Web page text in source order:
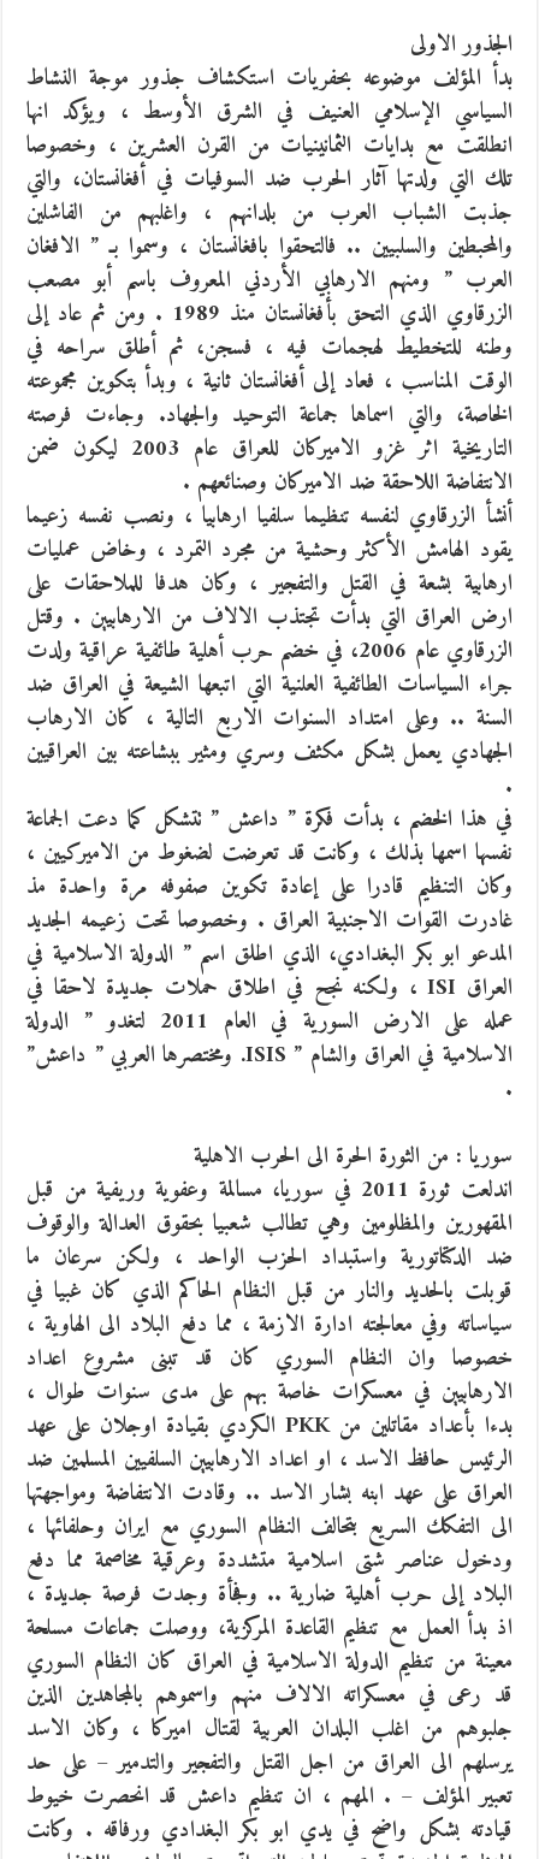
الجذور الاولى
بدأ المؤلف موضوعه بحفريات استكشاف جذور موجة النشاط
السياسي الإسلامي العنيف في الشرق الأوسط ، ويؤكد انها
انطلقت مع بدايات الثمانينيات من القرن العشرين ، وخصوصا
تلك التي ولدتها آثار الحرب ضد السوفيات في أفغانستان، والتي
جذبت الشباب العرب من بلدانهم ، واغلبهم من الفاشلين
والمحبطين والسلبيين .. فالتحقوا بافغانستان ، وسموا بـ ” الافغان
العرب ” ومنهم الارهابي الأردني المعروف باسم أبو مصعب
الزرقاوي الذي التحق بأفغانستان منذ 1989 . ومن ثم عاد إلى
وطنه للتخطيط لهجمات فيه ، فسجن، ثم أطلق سراحه في
الوقت المناسب ، فعاد إلى أفغانستان ثانية ، وبدأ بتكوين مجموعته
الخاصة، والتي اسماها جماعة التوحيد والجهاد. وجاءت فرصته
التاريخية اثر غزو الاميركان للعراق عام 2003 ليكون ضمن
الانتفاضة اللاحقة ضد الاميركان وصنائعهم .
أنشأ الزرقاوي لنفسه تنظيما سلفيا ارهابيا ، ونصب نفسه زعيما
يقود الهامش الأكثر وحشية من مجرد التمرد ، وخاض عمليات
ارهابية بشعة في القتل والتفجير ، وكان هدفا للملاحقات على
ارض العراق التي بدأت تجتذب الالاف من الارهابيين . وقتل
الزرقاوي عام 2006، في خضم حرب أهلية طائفية عراقية ولدت
جراء السياسات الطائفية العلنية التي اتبعها الشيعة في العراق ضد
السنة .. وعلى امتداد السنوات الاربع التالية ، كان الارهاب
الجهادي يعمل بشكل مكثف وسري ومثير ببشاعته بين العراقيين
.
في هذا الخضم ، بدأت فكرة ” داعش ” تتشكل كما دعت الجماعة
نفسها اسمها بذلك ، وكانت قد تعرضت لضغوط من الاميركيين ،
وكان التنظيم قادرا على إعادة تكوين صفوفه مرة واحدة مذ
غادرت القوات الاجنبية العراق . وخصوصا تحت زعيمه الجديد
المدعو ابو بكر البغدادي، الذي اطلق اسم ” الدولة الاسلامية في
العراق ISI ، ولكنه نجح في اطلاق حملات جديدة لاحقا في
عمله على الارض السورية في العام 2011 لتغدو ” الدولة
الاسلامية في العراق والشام ” ISIS. ومختصرها العربي ” داعش”
.
سوريا : من الثورة الحرة الى الحرب الاهلية
اندلعت ثورة 2011 في سوريا، مسالمة وعفوية وريفية من قبل
المقهورين والمظلومين وهي تطالب شعبيا بحقوق العدالة والوقوف
ضد الدكتاتورية واستبداد الحزب الواحد ، ولكن سرعان ما
قوبلت بالحديد والنار من قبل النظام الحاكم الذي كان غبيا في
سياساته وفي معالجته ادارة الازمة ، مما دفع البلاد الى الهاوية ،
خصوصا وان النظام السوري كان قد تبنى مشروع اعداد
الارهابيين في معسكرات خاصة بهم على مدى سنوات طوال ،
بدءا بأعداد مقاتلين من PKK الكردي بقيادة اوجلان على عهد
الرئيس حافظ الاسد ، او اعداد الارهابيين السلفيين المسلمين ضد
العراق على عهد ابنه بشار الاسد .. وقادت الانتفاضة ومواجهتها
الى التفكك السريع بتحالف النظام السوري مع ايران وحلفائها ،
ودخول عناصر شتى اسلامية متشددة وعرقية مخاصمة مما دفع
البلاد إلى حرب أهلية ضارية .. وفجأة وجدت فرصة جديدة ،
اذ بدأ العمل مع تنظيم القاعدة المركزية، ووصلت جماعات مسلحة
معينة من تنظيم الدولة الاسلامية في العراق كان النظام السوري
قد رعى في معسكراته الالاف منهم واسموهم بالمجاهدين الذين
جلبوهم من اغلب البلدان العربية لقتال اميركا ، وكان الاسد
يرسلهم الى العراق من اجل القتل والتفجير والتدمير – على حد
تعبير المؤلف – . المهم ، ان تنظيم داعش قد انحصرت خيوط
قيادته بشكل واضح في يدي ابو بكر البغدادي ورفاقه . وكانت